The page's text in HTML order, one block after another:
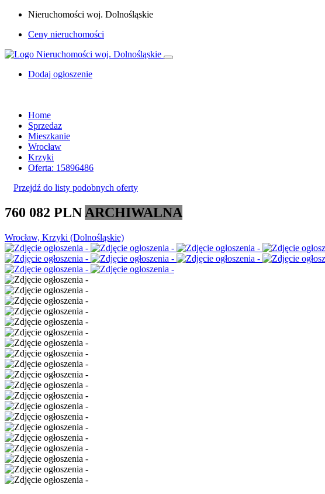
Nieruchomości woj. Dolnośląskie
Ceny nieruchomości
Dodaj ogłoszenie
Home
Sprzedaz
Mieszkanie
Wrocław
Krzyki
Oferta: 15896486
Przejdź do listy podobnych oferty
760 082 PLN ARCHIWALNA
Wrocław, Krzyki (Dolnośląskie)